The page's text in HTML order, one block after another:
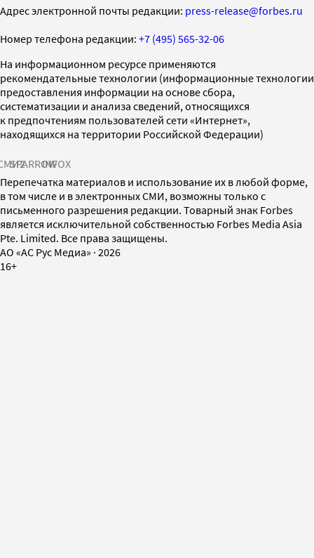
Адрес электронной почты редакции: press-release@forbes.ru
Номер телефона редакции: +7 (495) 565-32-06
На информационном ресурсе применяются
рекомендательные технологии (информационные технологии
предоставления информации на основе сбора,
систематизации и анализа сведений, относящихся
к предпочтениям пользователей сети «Интернет»,
находящихся на территории Российской Федерации)
SPARROWINFOX
Перепечатка материалов и использование их в любой форме,
в том числе и в электронных СМИ, возможны только с
письменного разрешения редакции. Товарный знак Forbes
является исключительной собственностью Forbes Media Asia
Pte. Limited. Все права защищены.
AO «АС Рус Медиа» · 2026
16+